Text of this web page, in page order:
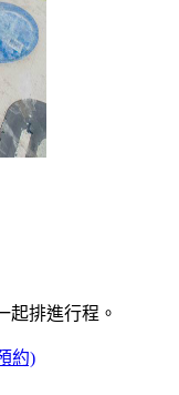
起排進行程。
約)